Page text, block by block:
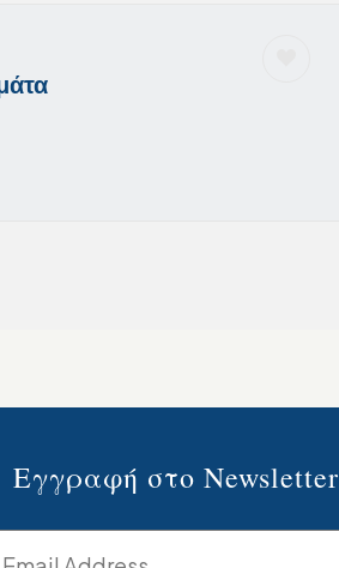
Εγγραφή στο Newsletter